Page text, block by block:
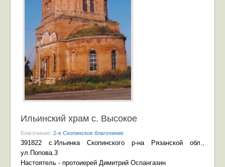
Ильинский храм с. Высокое
Благочиние: 2-е Скопинское благочиние
391822 с.Ильинка Скопинского р-на Рязанской обл.,
ул.Попова.3
Настоятель - протоиерей Димитрий Оспангазин